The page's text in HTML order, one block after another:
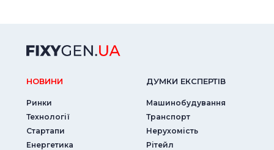
НОВИНИ
Ринки
Технології
Стартапи
Енергетика
ДУМКИ ЕКСПЕРТIВ
Машинобудування
Транспорт
Нерухомість
Рітейл